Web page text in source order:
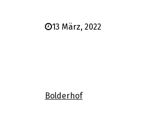
13 März, 2022
Bolderhof